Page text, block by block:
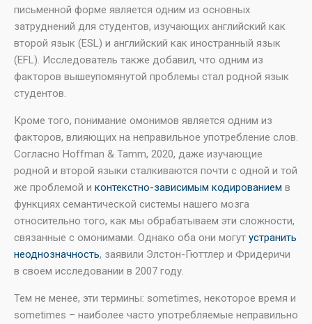
письменной форме является одним из основных
затруднений для студентов, изучающих английский как
второй язык (ESL) и английский как иностранный язык
(EFL). Исследователь также добавил, что одним из
факторов вышеупомянутой проблемы стал родной язык
студентов.
Кроме того, понимание омонимов является одним из
факторов, влияющих на неправильное употребление слов.
Согласно Hoffman & Tamm, 2020, даже изучающие
родной и второй языки сталкиваются почти с одной и той
же проблемой и контекстно-зависимым кодированием в
функциях семантической системы нашего мозга
относительно того, как мы обрабатываем эти сложности,
связанные с омонимами. Однако оба они могут устранить
неоднозначность, заявили Элстон-Гюттлер и Фридеричи
в своем исследовании в 2007 году.
Тем не менее, эти термины: sometimes, некоторое время и
sometimes – наиболее часто употребляемые неправильно